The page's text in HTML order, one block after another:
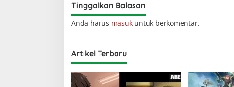
Tinggalkan Balasan
Anda harus masuk untuk berkomentar.
Artikel Terbaru